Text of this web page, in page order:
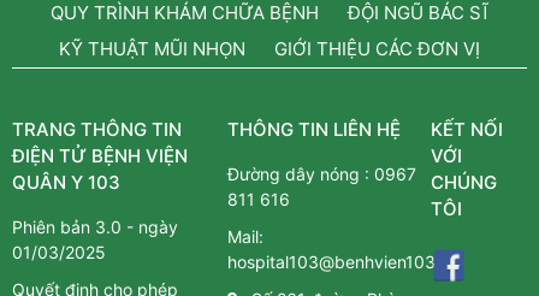
QUY TRÌNH KHÁM CHỮA BỆNH
ĐỘI NGŨ BÁC SĨ
KỸ THUẬT MŨI NHỌN
GIỚI THIỆU CÁC ĐƠN VỊ
TRANG THÔNG TIN
ĐIỆN TỬ BỆNH VIỆN
QUÂN Y 103
Phiên bản 3.0 - ngày
01/03/2025
Quyết định cho phép
THÔNG TIN LIÊN HỆ
Đường dây nóng :0967
811 616
Mail:
hospital103@benhvien103.vn
KẾT NỐI
VỚI
CHÚNG
TÔI